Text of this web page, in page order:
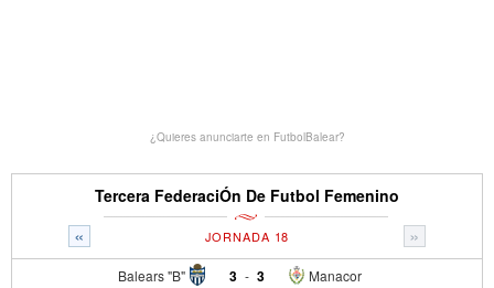
¿Quieres anunciarte en FutbolBalear?
Tercera FederaciÓn De Futbol Femenino
« »
JORNADA 18
Balears "B" 3 - Manacor
3